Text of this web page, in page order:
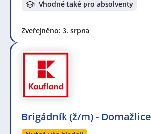
Vhodné také pro absolventy
Zveřejněno: 3. srpna
Brigádník (ž/m) - Domažlice